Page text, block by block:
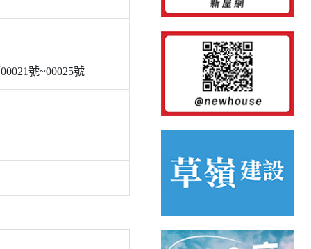
號~00025號